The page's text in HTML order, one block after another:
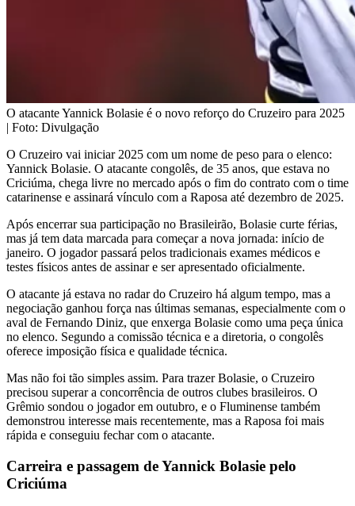
O atacante Yannick Bolasie é o novo reforço do Cruzeiro para 2025
| Foto: Divulgação
O Cruzeiro vai iniciar 2025 com um nome de peso para o elenco:
Yannick Bolasie. O atacante congolês, de 35 anos, que estava no
Criciúma, chega livre no mercado após o fim do contrato com o time
catarinense e assinará vínculo com a Raposa até dezembro de 2025.
Após encerrar sua participação no Brasileirão, Bolasie curte férias,
mas já tem data marcada para começar a nova jornada: início de
janeiro. O jogador passará pelos tradicionais exames médicos e
testes físicos antes de assinar e ser apresentado oficialmente.
O atacante já estava no radar do Cruzeiro há algum tempo, mas a
negociação ganhou força nas últimas semanas, especialmente com o
aval de Fernando Diniz, que enxerga Bolasie como uma peça única
no elenco. Segundo a comissão técnica e a diretoria, o congolês
oferece imposição física e qualidade técnica.
Mas não foi tão simples assim. Para trazer Bolasie, o Cruzeiro
precisou superar a concorrência de outros clubes brasileiros. O
Grêmio sondou o jogador em outubro, e o Fluminense também
demonstrou interesse mais recentemente, mas a Raposa foi mais
rápida e conseguiu fechar com o atacante.
Carreira e passagem de Yannick Bolasie pelo
Criciúma